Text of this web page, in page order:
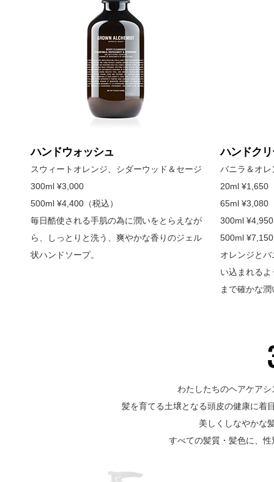
ハンドウォッシュ
スウィートオレンジ、シダーウッド＆セージ
300ml ¥3,000
500ml ¥4,400（税込）
毎日酷使される手肌の為に潤いをとらえなが
ら、しっとりと洗う、爽やかな香りのジェル
状ハンドソープ。
ハンドク
バニラ＆オレ
20ml ¥1,650
65ml ¥3,080
300ml
500ml
オレンジと
い込まれる
まで確かな
わたしたちのヘアケア
髪を育てる土壌となる頭皮の健康に着
美しくしなやかな
すべての髪質・髪色に、